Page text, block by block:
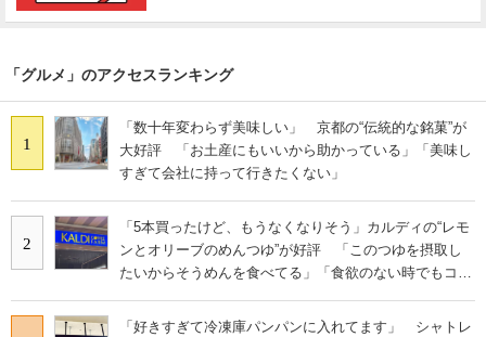
「グルメ」のアクセスランキング
1
「数十年変わらず美味しい」 京都の“伝統的な銘菓”が
大好評 「お土産にもいいから助かっている」「美味し
すぎて会社に持って行きたくない」
2
「5本買ったけど、もうなくなりそう」カルディの“レモ
ンとオリーブのめんつゆ”が好評 「このつゆを摂取し
たいからそうめんを食べてる」「食欲のない時でもコレ
「好きすぎて冷凍庫パンパンに入れてます」 シャトレ